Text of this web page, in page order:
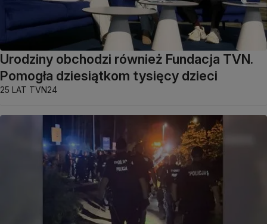
Urodziny obchodzi również Fundacja TVN.
Pomogła dziesiątkom tysięcy dzieci
25 LAT TVN24